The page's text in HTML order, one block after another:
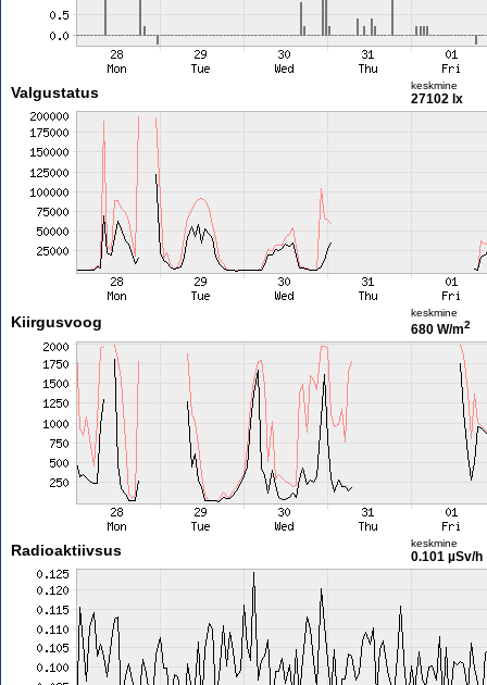
Valgustatus keskmine
27102 lx
Kiirgusvoog
keskmine
680 W/m2
Radioaktiivsus keskmine
0.101 µSv/h